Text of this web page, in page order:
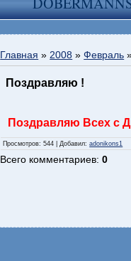
Главная » 2008 » Февраль
Поздравляю !
Поздравляю Всех с
Просмотров: 544 |Добавил:adonikons1
Всего комментариев:0